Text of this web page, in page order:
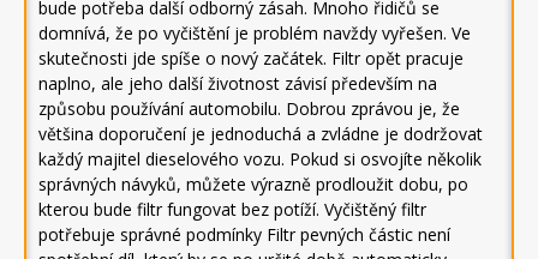
bude potřeba další odborný zásah. Mnoho řidičů se
domnívá, že po vyčištění je problém navždy vyřešen. Ve
skutečnosti jde spíše o nový začátek. Filtr opět pracuje
naplno, ale jeho další životnost závisí především na
způsobu používání automobilu. Dobrou zprávou je, že
většina doporučení je jednoduchá a zvládne je dodržovat
každý majitel dieselového vozu. Pokud si osvojíte několik
správných návyků, můžete výrazně prodloužit dobu, po
kterou bude filtr fungovat bez potíží. Vyčištěný filtr
potřebuje správné podmínky Filtr pevných částic není